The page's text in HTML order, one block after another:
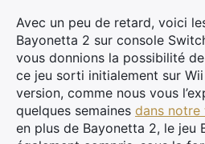
Avec un peu de retard, voici
Bayonetta 2 sur console
vous donnions la possibilité
ce jeu sorti initialement sur Wii
version, comme nous vous
quelques semaines dans notre
en plus de Bayonetta 2, le jeu